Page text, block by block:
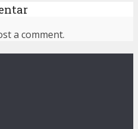
a comment.